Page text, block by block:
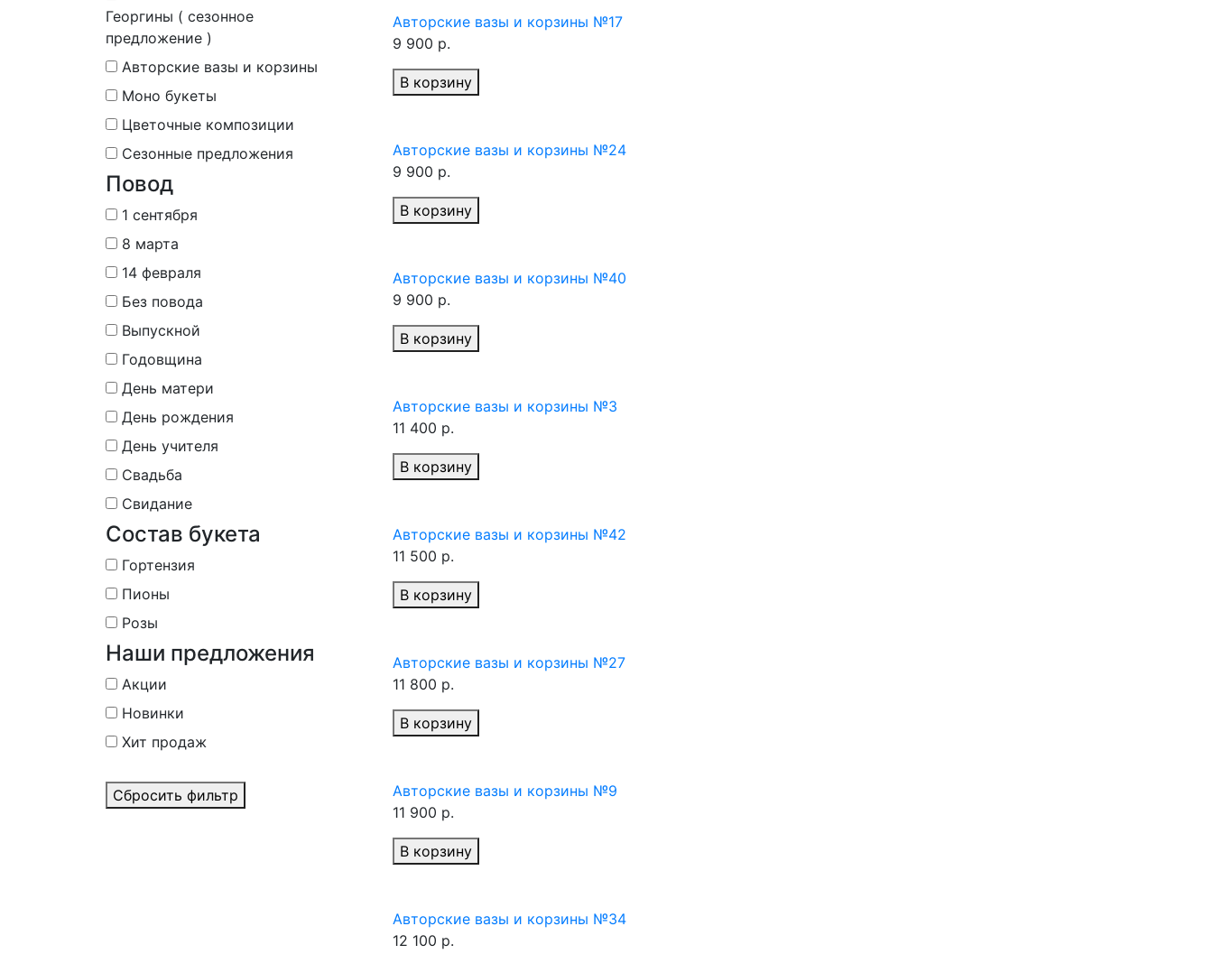
Георгины ( сезонное
предложение )
Авторские вазы и корзины
Моно букеты
Цветочные композиции
Сезонные предложения
Повод
1 сентября
8 марта
14 февраля
Без повода
Выпускной
Годовщина
День матери
День рождения
День учителя
Свадьба
Свидание
Состав букета
Гортензия
Пионы
Розы
Наши предложения
Акции
Новинки
Хит продаж
Сбросить фильтр
Авторские вазы и корзины №17
9 900 р.
В корзину
Авторские вазы и корзины №24
9 900 р.
В корзину
Авторские вазы и корзины №40
9 900 р.
В корзину
Авторские вазы и корзины №3
11 400 р.
В корзину
Авторские вазы и корзины №42
11 500 р.
В корзину
Авторские вазы и корзины №27
11 800 р.
В корзину
Авторские вазы и корзины №9
11 900 р.
В корзину
Авторские вазы и корзины №34
12 100 р.